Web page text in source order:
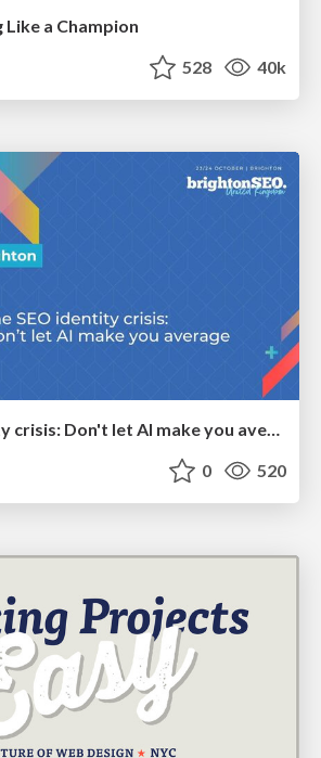
Like a Champion
528 40k
The SEO identity crisis: Don't let AI make you average
0 520